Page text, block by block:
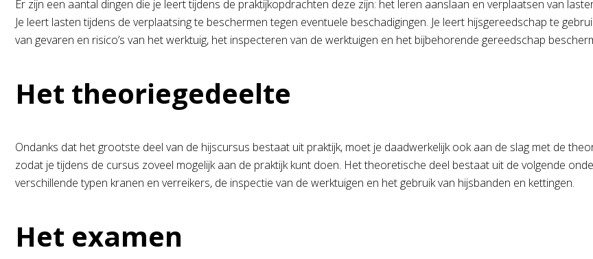
Er zijn een aantal dingen die je leert tijdens de praktijkopdrachten deze zijn: het leren aanslaan en verplaatsen van
Je leert lasten tijdens de verplaatsing te beschermen tegen eventuele beschadigingen. Je leert hijsgereedschap te
van gevaren en risico’s van het werktuig, het inspecteren van de werktuigen en het bijbehorende gereedschap
Het theoriegedeelte
Ondanks dat het grootste deel van de hijscursus bestaat uit praktijk, moet je daadwerkelijk ook aan de slag met de
zodat je tijdens de cursus zoveel mogelijk aan de praktijk kunt doen. Het theoretische deel bestaat uit de volgende
verschillende typen kranen en verreikers, de inspectie van de werktuigen en het gebruik van hijsbanden en kettingen.
Het examen